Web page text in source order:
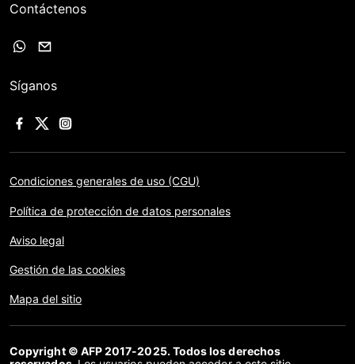
Contáctenos
Síganos
Condiciones generales de uso (CGU)
Política de protección de datos personales
Aviso legal
Gestión de las cookies
Mapa del sitio
Copyright © AFP 2017-2025. Todos los derechos